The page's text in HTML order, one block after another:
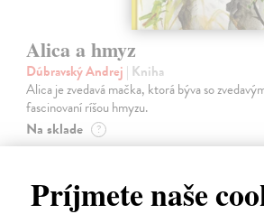
Príjmete naše
Alica a hmyz
Dúbravský Andrej | Kniha
Alica je zvedavá mačka, ktorá býva so
fascinovaní ríšou hmyzu.
Na sklade ?
28,90 € ?